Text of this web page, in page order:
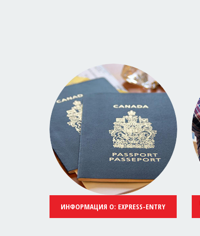
ИНФОРМАЦИЯ О: EXPRESS-ENTRY